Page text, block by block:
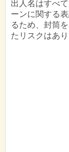
出人名はすべ
ーンに関する
るため、封筒
たリスクはあり